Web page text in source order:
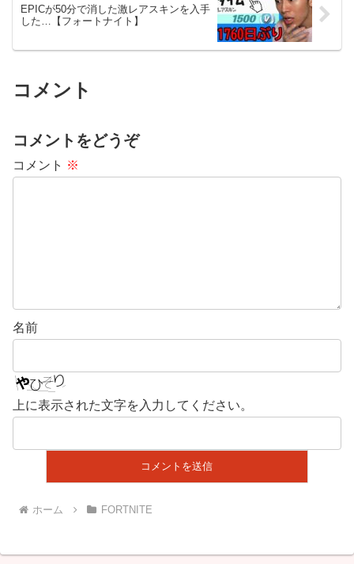
EPICが50分で消した激レアスキンを入手
した…【フォートナイト】
コメント
コメントをどうぞ
コメント ※
名前
上に表示された文字を入力してください。
ホーム FORTNITE